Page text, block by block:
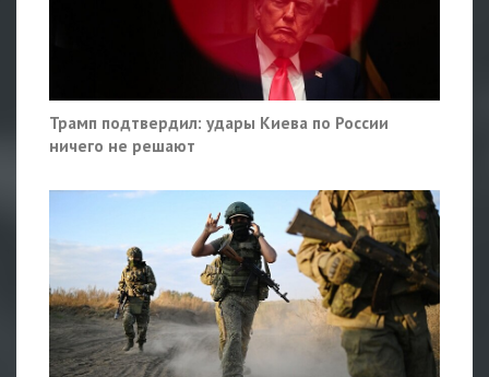
Трамп подтвердил: удары Киева по России
ничего не решают